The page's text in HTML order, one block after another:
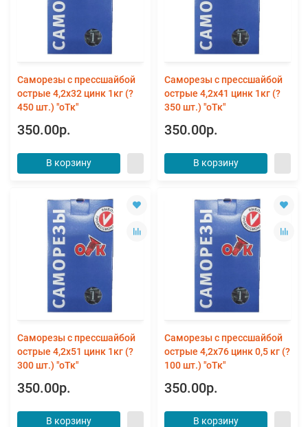
Саморезы с прессшайбой
острые 4,2х32 цинк 1кг (?
450 шт.) "оТк"
350.00р.
В корзину
Саморезы с прессшайбой
острые 4,2х41 цинк 1кг (?
350 шт.) "оТк"
350.00р.
В корзину
Саморезы с прессшайбой
острые 4,2х51 цинк 1кг (?
300 шт.) "оТк"
350.00р.
В корзину
Саморезы с прессшайбой
острые 4,2х76 цинк 0,5 кг (?
100 шт.) "оТк"
350.00р.
В корзину